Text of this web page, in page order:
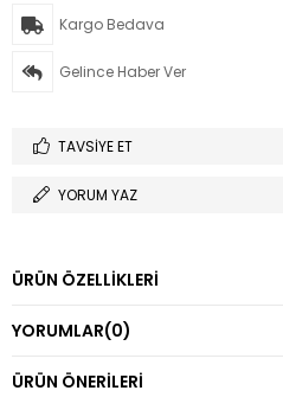
Kargo Bedava
Gelince Haber Ver
TAVSIYE ET
YORUM YAZ
ÜRÜN ÖZELLIKLERI
YORUMLAR(0)
ÜRÜN ÖNERILERI